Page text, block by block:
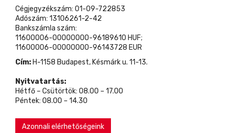
Cégjegyzékszám: 01-09-722853
Adószám: 13106261-2-42
Bankszámla szám:
11600006-00000000-96189610 HUF;
11600006-00000000-96143728 EUR
Cím: H-1158 Budapest, Késmárk u. 11-13.
Nyitvatartás:
Hétfő – Csütörtök: 08.00 – 17.00
Péntek: 08.00 – 14.30
Azonnali elérhetőségeink